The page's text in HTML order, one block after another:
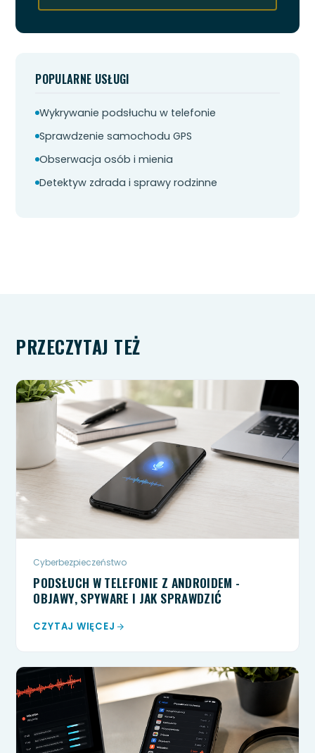
POPULARNE USŁUGI
Wykrywanie podsłuchu w telefonie
Sprawdzenie samochodu GPS
Obserwacja osób i mienia
Detektyw zdrada i sprawy rodzinne
PRZECZYTAJ TEŻ
Cyberbezpieczeństwo
PODSŁUCH W TELEFONIE Z ANDROIDEM -
OBJAWY, SPYWARE I JAK SPRAWDZIĆ
CZYTAJ WIĘCEJ